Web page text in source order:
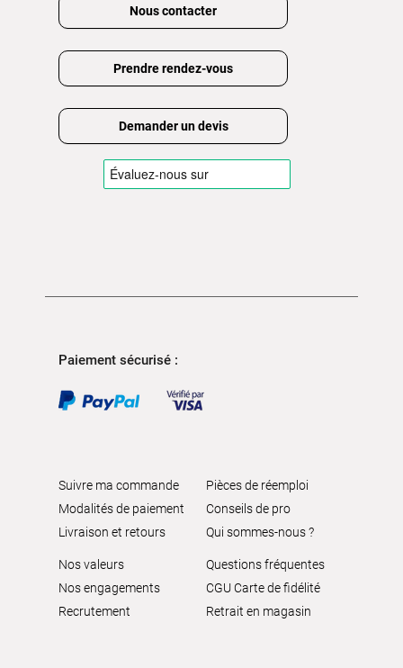
Nous contacter
Prendre rendez-vous
Demander un devis
Paiement sécurisé :
Suivre ma commande
Modalités de paiement
Livraison et retours
Pièces de réemploi
Conseils de pro
Qui sommes-nous ?
Nos valeurs
Nos engagements
Recrutement
Questions fréquentes
CGU Carte de fidélité
Retrait en magasin